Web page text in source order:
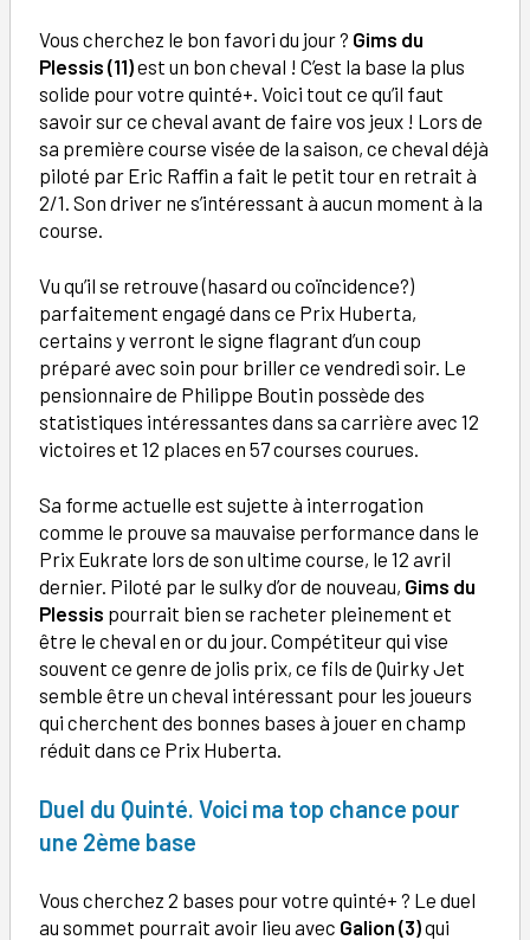
Vous cherchez le bon favori du jour ? Gims du
Plessis (11)est un bon cheval ! C’est la base la plus
solide pour votre quinté+. Voici tout ce qu’il faut
savoir sur ce cheval avant de faire vos jeux ! Lors de
sa première course visée de la saison, ce cheval déjà
piloté par Eric Raffin a fait le petit tour en retrait à
2/1. Son driver ne s’intéressant à aucun moment à la
course.
Vu qu’il se retrouve (hasard ou coïncidence?)
parfaitement engagé dans ce Prix Huberta,
certains y verront le signe flagrant d’un coup
préparé avec soin pour briller ce vendredi soir. Le
pensionnaire de Philippe Boutin possède des
statistiques intéressantes dans sa carrière avec 12
victoires et 12 places en 57 courses courues.
Sa forme actuelle est sujette à interrogation
comme le prouve sa mauvaise performance dans le
Prix Eukrate lors de son ultime course, le 12 avril
dernier. Piloté par le sulky d’or de nouveau, Gims du
Plessis pourrait bien se racheter pleinement et
être le cheval en or du jour. Compétiteur qui vise
souvent ce genre de jolis prix, ce fils de Quirky Jet
semble être un cheval intéressant pour les joueurs
qui cherchent des bonnes bases à jouer en champ
réduit dans ce Prix Huberta.
Duel du Quinté. Voici ma top chance pour
une 2ème base
Vous cherchez 2 bases pour votre quinté+ ? Le duel
au sommet pourrait avoir lieu avec Galion (3)qui